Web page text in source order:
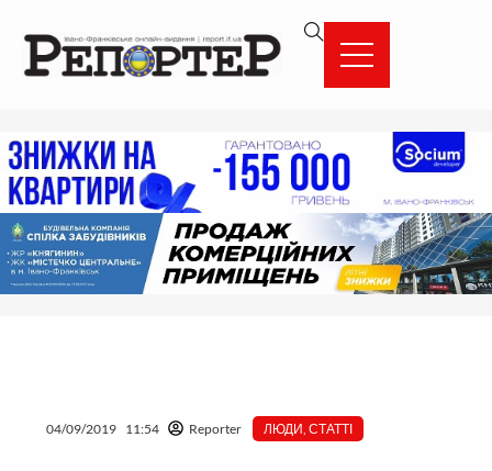
вмісту
04/09/2019 11:54 Reporter ЛЮДИ ,СТАТТІ